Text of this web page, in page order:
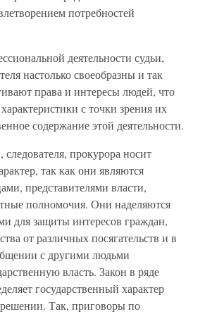
потребностей
деятельности судьи,
настолько своеобразны и так
права и интересы людей, что
с точки зрения их
содержание этой деятельности.
следователя, прокурора носит
так как они являются
представителями власти,
полномочия. Они наделяются
для защиты интересов граждан,
от различных посягательств и в
с другими людьми
власть. Закон в ряде
государственный характер
Так, приговоры по